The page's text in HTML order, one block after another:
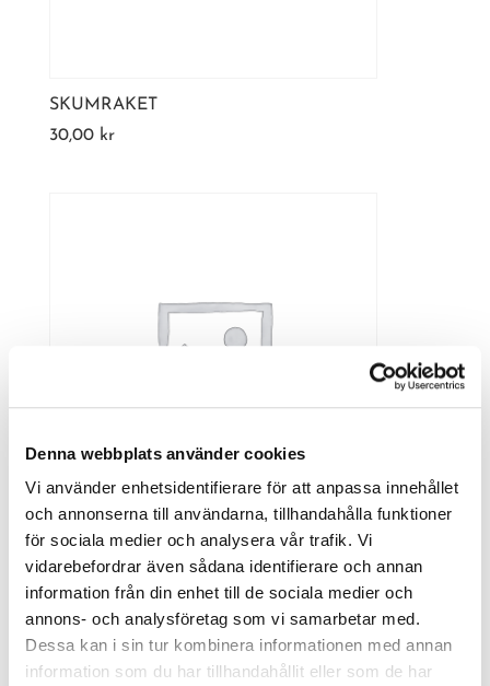
Denna webbplats använder cookies
Vi använder enhetsidentifierare för att anpassa innehållet
och annonserna till användarna, tillhandahålla funktioner
för sociala medier och analysera vår trafik. Vi
vidarebefordrar även sådana identifierare och annan
information från din enhet till de sociala medier och
annons- och analysföretag som vi samarbetar med.
Dessa kan i sin tur kombinera informationen med annan
information som du har tillhandahållit eller som de har
SKUMRAKET
30,00 kr
BISKVI
30,00kr